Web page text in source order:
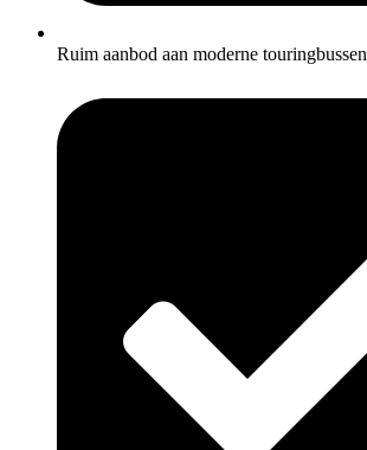
Ruim aanbod aan moderne touringbussen